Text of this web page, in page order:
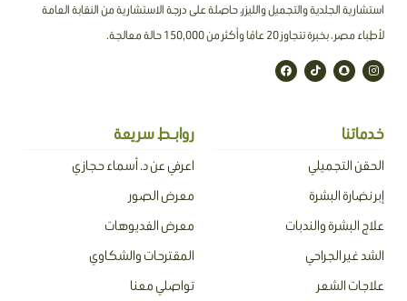
استشارية الجلدية والتجميل والليزر، حاصلة على درجة الاستشارية من النقابة العامة
لأطباء مصر ، بخبرة تتجاوز 20 عامًا وأكثر من 150,000 حالة معالجة.
I
n
s
a
S
n
a
a
t
T
i
k
F
a
c
خدماتنا
الحقن التجميلي
إبر نضارة البشرة
علاج البشرة والندبات
الشد غير الجراحي
علاجات الشعر
روابـط سريعة
اعرفي عن د. أسماء حجازي
معرض الصور
معرض الفديوهات
المقترحات والشكاوي
تواصلي معنا